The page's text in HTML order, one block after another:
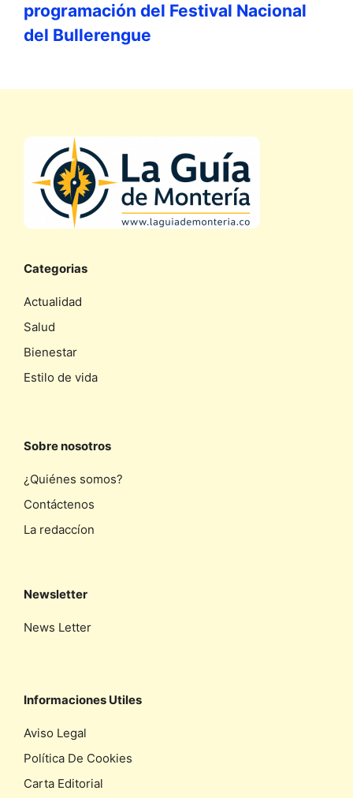
programación del Festival Nacional
del Bullerengue
Categorias
Actualidad
Salud
Bienestar
Estilo de vida
Sobre nosotros
¿Quiénes somos?
Contáctenos
La redaccíon
Newsletter
News Letter
Informaciones Utiles
Aviso Legal
Política De Cookies
Carta Editorial